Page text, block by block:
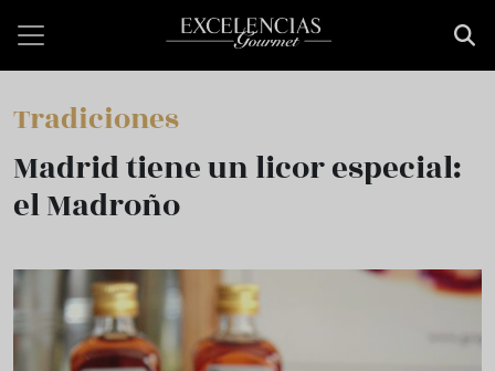
Tradiciones
Madrid tiene un licor especial:
el Madroño